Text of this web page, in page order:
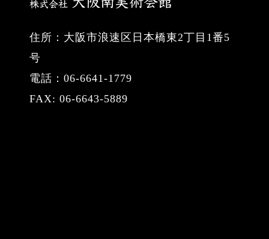
住所：大阪市浪速区日本橋東2丁目1番5
号
電話：06-6641-1779
FAX: 06-6643-5889